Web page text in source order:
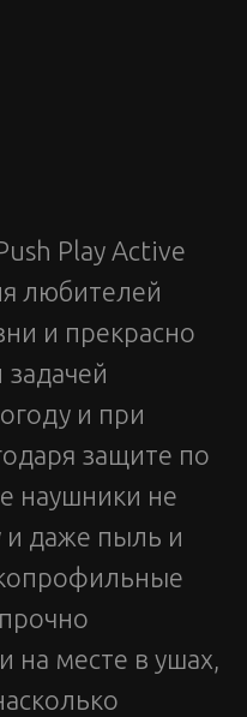
Play Active
любителей
и прекрасно
задачей
и при
защите по
наушники не
и даже пыль и
на месте в ушах,